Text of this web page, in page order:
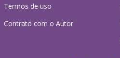
Termos de uso
Contrato com o Autor